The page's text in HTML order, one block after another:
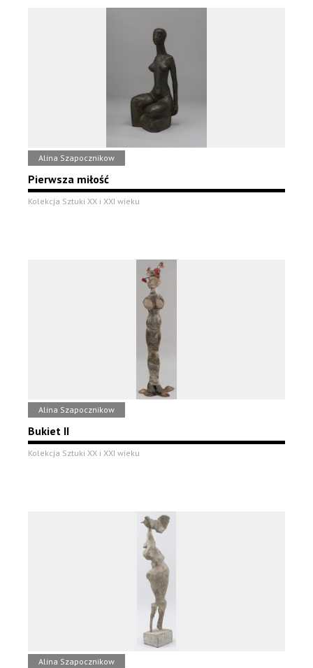
Alina Szapocznikow
Pierwsza miłość
Kolekcja Sztuki XX i XXI wieku
Alina Szapocznikow
Bukiet II
Kolekcja Sztuki XX i XXI wieku
Alina Szapocznikow